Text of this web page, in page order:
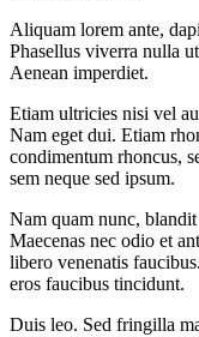
Aliquam lorem ante,
Phasellus viverra nulla
Aenean imperdiet.
Etiam ultricies nisi vel
Nam eget dui. Etiam
condimentum rhoncus,
sem neque sed ipsum.
Nam quam nunc,
Maecenas nec odio et
libero venenatis
eros faucibus tincidunt.
Duis leo. Sed fringilla